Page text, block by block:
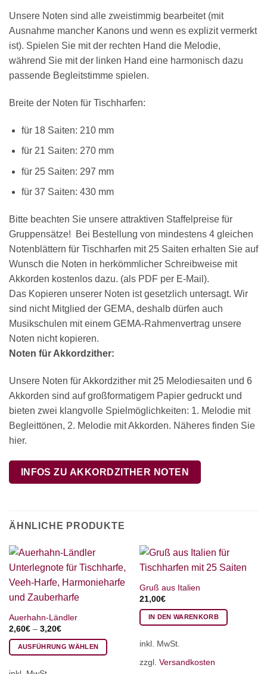
Unsere Noten sind alle zweistimmig bearbeitet (mit
Ausnahme mancher Kanons und wenn es explizit vermerkt
ist). Spielen Sie mit der rechten Hand die Melodie,
während Sie mit der linken Hand eine harmonisch dazu
passende Begleitstimme spielen.
Breite der Noten für Tischharfen:
für 18 Saiten: 210 mm
für 21 Saiten: 270 mm
für 25 Saiten: 297 mm
für 37 Saiten: 430 mm
Bitte beachten Sie unsere attraktiven Staffelpreise für
Gruppensätze! Bei Bestellung von mindestens 4 gleichen
Notenblättern für Tischharfen mit 25 Saiten erhalten Sie auf
Wunsch die Noten in herkömmlicher Schreibweise mit
Akkorden kostenlos dazu. (als PDF per E-Mail).
Das Kopieren unserer Noten ist gesetzlich untersagt. Wir
sind nicht Mitglied der GEMA, deshalb dürfen auch
Musikschulen mit einem GEMA-Rahmenvertrag unsere
Noten nicht kopieren.
Noten für Akkordzither:
Unsere Noten für Akkordzither mit 25 Melodiesaiten und 6
Akkorden sind auf großformatigem Papier gedruckt und
bieten zwei klangvolle Spielmöglichkeiten: 1. Melodie mit
Begleittönen, 2. Melodie mit Akkorden. Näheres finden Sie
hier.
INFOS ZU AKKORDZITHER NOTEN
ÄHNLICHE PRODUKTE
Auerhahn-Ländler
2,60€– 3,20€
AUSFÜHRUNG WÄHLEN
Gruß aus Italien
21,00€
IN DEN WARENKORB
inkl. MwSt.
zzgl. Versandkosten
Chat Support
18 SAITEN 21 SAITEN 25 SAITEN 37 SAITEN
AKKORDZITHER